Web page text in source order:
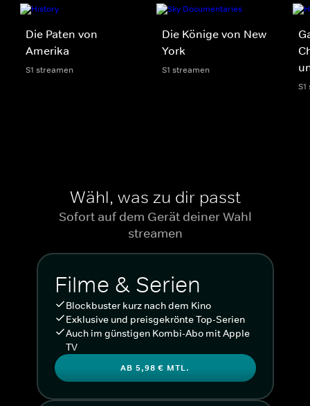
Die Paten von
Amerika
S1 streamen
Die Könige von New
York
S1 streamen
Wähl, was zu dir passt
Sofort auf dem Gerät deiner Wahl
streamen
Filme & Serien
Blockbuster kurz nach dem Kino
Exklusive und preisgekrönte Top-Serien
Auch im günstigen Kombi-Abo mit Apple
TV
AB 5,98 € MTL.